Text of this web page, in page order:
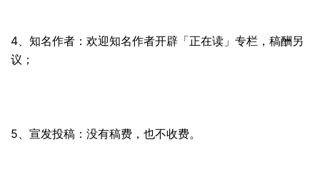
4、知名作者：欢迎知名作者开辟「正在读」专栏，稿酬另
议；
5、宣发投稿：没有稿费，也不收费。